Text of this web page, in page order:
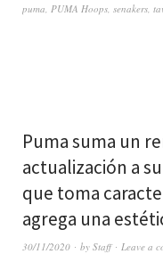
puma PUMA Hoops senakers
Puma suma un
actualización a
que toma
agrega una
30/11/2020 by Staff Leave a